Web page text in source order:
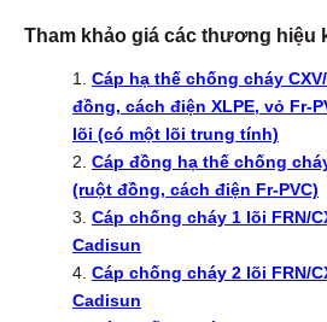
Tham khảo giá các thương hiệu
Cáp hạ thế chống cháy
đồng, cách điện XLPE, vỏ Fr-
lõi (có một lõi trung tính)
Cáp đồng hạ thế chống
(ruột đồng, cách điện Fr-PVC)
Cáp chống cháy 1 lõi FRN/
Cadisun
Cáp chống cháy 2 lõi FRN/
Cadisun